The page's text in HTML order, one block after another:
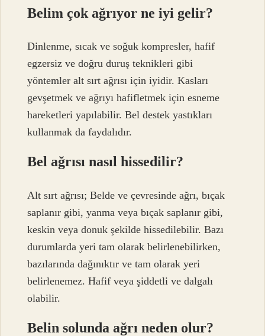
Belim çok ağrıyor ne iyi gelir?
Dinlenme, sıcak ve soğuk kompresler, hafif
egzersiz ve doğru duruş teknikleri gibi
yöntemler alt sırt ağrısı için iyidir. Kasları
gevşetmek ve ağrıyı hafifletmek için esneme
hareketleri yapılabilir. Bel destek yastıkları
kullanmak da faydalıdır.
Bel ağrısı nasıl hissedilir?
Alt sırt ağrısı; Belde ve çevresinde ağrı, bıçak
saplanır gibi, yanma veya bıçak saplanır gibi,
keskin veya donuk şekilde hissedilebilir. Bazı
durumlarda yeri tam olarak belirlenebilirken,
bazılarında dağınıktır ve tam olarak yeri
belirlenemez. Hafif veya şiddetli ve dalgalı
olabilir.
Belin solunda ağrı neden olur?